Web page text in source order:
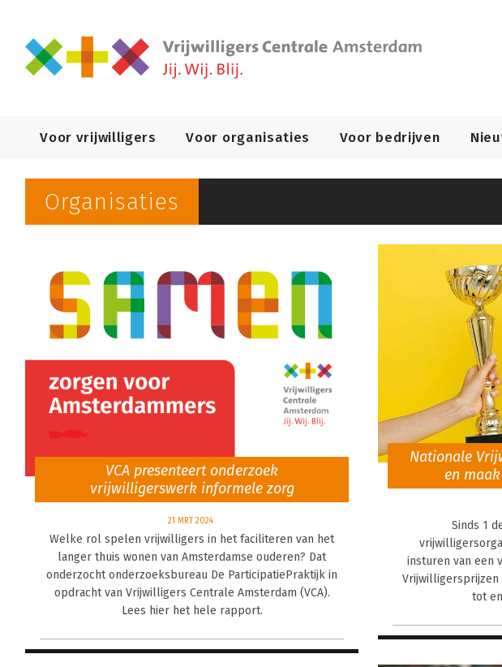
Navigation
Voor vrijwilligers Voor organisaties Voor bedrijven
Organisaties
VCA presenteert onderzoek
vrijwilligerswerk informele zorg
21 MRT 2024
Welke rol spelen vrijwilligers in het faciliteren van het
langer thuis wonen van Amsterdamse ouderen? Dat
onderzocht onderzoeksbureau De ParticipatiePraktijk in
opdracht van Vrijwilligers Centrale Amsterdam (VCA).
Lees hier het hele rapport.
Nationale
en
Sinds 1
insturen van een
Vrijwilligersprijzen
tot